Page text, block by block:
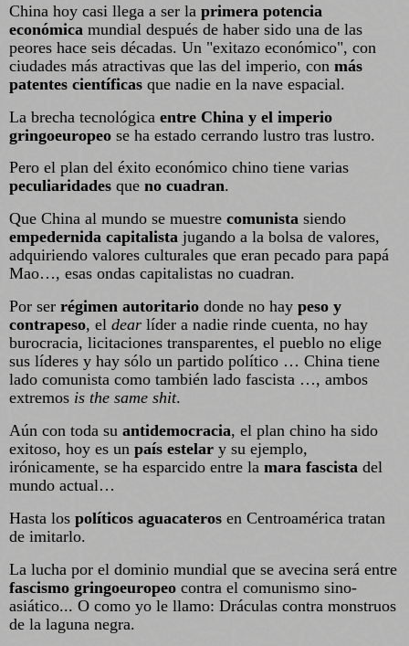
China hoy casi llega a ser la primera potencia
económica mundial después de haber sido una de las
peores hace seis décadas. Un "exitazo económico", con
ciudades más atractivas que las del imperio, con más
patentes científicas que nadie en la nave espacial.
La brecha tecnológica entre China y el imperio
gringoeuropeo se ha estado cerrando lustro tras lustro.
Pero el plan del éxito económico chino tiene varias
peculiaridades que no cuadran.
Que China al mundo se muestre comunista siendo
empedernida capitalista jugando a la bolsa de valores,
adquiriendo valores culturales que eran pecado para papá
Mao…, esas ondas capitalistas no cuadran.
Por ser régimen autoritario donde no hay peso y
contrapeso, el dear líder a nadie rinde cuenta, no hay
burocracia, licitaciones transparentes, el pueblo no elige
sus líderes y hay sólo un partido político … China tiene
lado comunista como también lado fascista …, ambos
extremos is the same shit.
Aún con toda su antidemocracia, el plan chino ha sido
exitoso, hoy es un país estelar y su ejemplo,
irónicamente, se ha esparcido entre la mara fascista del
mundo actual…
Hasta los políticos aguacateros en Centroamérica tratan
de imitarlo.
La lucha por el dominio mundial que se avecina será entre
fascismo gringoeuropeo contra el comunismo sino-
asiático... O como yo le llamo: Dráculas contra monstruos
de la laguna negra.